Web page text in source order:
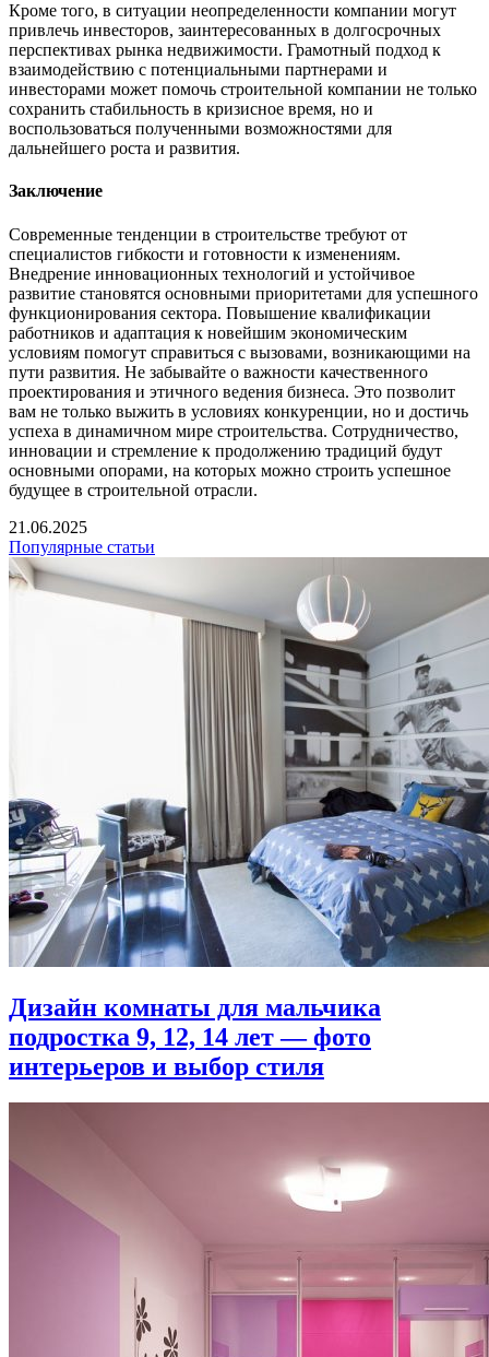
Кроме того, в ситуации неопределенности компании могут
привлечь инвесторов, заинтересованных в долгосрочных
перспективах рынка недвижимости. Грамотный подход к
взаимодействию с потенциальными партнерами и
инвесторами может помочь строительной компании не только
сохранить стабильность в кризисное время, но и
воспользоваться полученными возможностями для
дальнейшего роста и развития.
Заключение
Современные тенденции в строительстве требуют от
специалистов гибкости и готовности к изменениям.
Внедрение инновационных технологий и устойчивое
развитие становятся основными приоритетами для успешного
функционирования сектора. Повышение квалификации
работников и адаптация к новейшим экономическим
условиям помогут справиться с вызовами, возникающими на
пути развития. Не забывайте о важности качественного
проектирования и этичного ведения бизнеса. Это позволит
вам не только выжить в условиях конкуренции, но и достичь
успеха в динамичном мире строительства. Сотрудничество,
инновации и стремление к продолжению традиций будут
основными опорами, на которых можно строить успешное
будущее в строительной отрасли.
21.06.2025
Популярные статьи
Дизайн комнаты для мальчика
подростка 9, 12, 14 лет — фото
интерьеров и выбор стиля